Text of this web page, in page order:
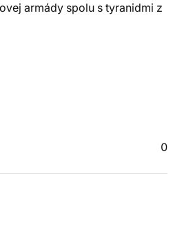
armády spolu s tyranidmi z
0